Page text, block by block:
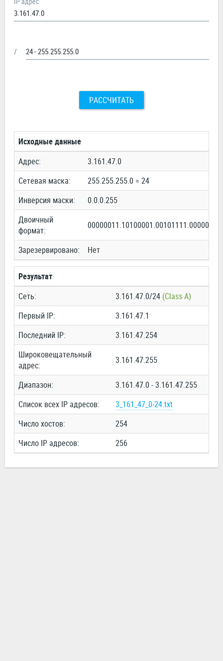
/
РАССЧИТАТЬ
Исходные данные
Адрес:
3.161.47.0
Сетевая маска:
255.255.255.0 = 24
Инверсия маски:
0.0.0.255
Двоичный
формат:
00000011.10100001.00101111.00000000
Зарезервировано: Нет
Результат
Сеть:
3.161.47.0/24 (Class A)
Первый IP:
3.161.47.1
Последний IP:
3.161.47.254
Широковещательный
адрес:
3.161.47.255
Диапазон:
3.161.47.0 - 3.161.47.255
Список всех IP адресов:
3_161_47_0-24.txt
Число хостов:
254
Число IP адресов:
256